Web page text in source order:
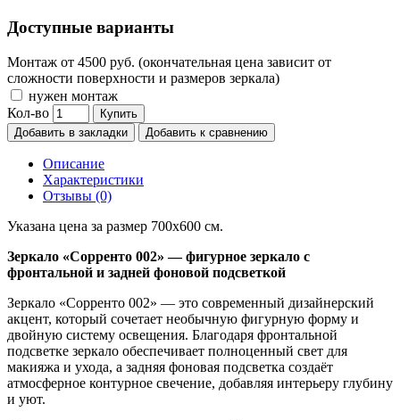
Доступные варианты
Монтаж от 4500 руб. (окончательная цена зависит от
сложности поверхности и размеров зеркала)
нужен монтаж
Кол-во
Купить
Добавить в закладки
Добавить к сравнению
Описание
Характеристики
Отзывы (0)
Указана цена за размер 700х600 см.
Зеркало «Сорренто 002» — фигурное зеркало с
фронтальной и задней фоновой подсветкой
Зеркало «Сорренто 002» — это современный дизайнерский
акцент, который сочетает необычную фигурную форму и
двойную систему освещения. Благодаря фронтальной
подсветке зеркало обеспечивает полноценный свет для
макияжа и ухода, а задняя фоновая подсветка создаёт
атмосферное контурное свечение, добавляя интерьеру глубину
и уют.